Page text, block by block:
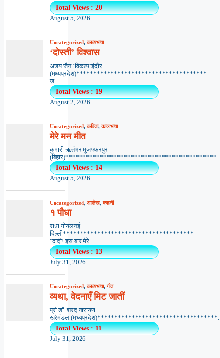
Total Views : 20
August 5, 2026
Uncategorized,काव्यभाषा
‘दोस्ती’ विश्वास
अजय जैन ‘विकल्प’इंदौर
(मध्यप्रदेश)**************************************
ज़...
Total Views : 19
August 2, 2026
Uncategorized,कविता,काव्यभाषा
मेरे मन मीत
कुमारी ऋतंभरामुजफ्फरपुर
Total Views : 14
August 5, 2026
Uncategorized, आलेख,कहानी
१ पौधा
राधा गोयलनई
दिल्ली**************************************
"दादी! इस बार मेरे...
Total Views : 13
July 31, 2026
Uncategorized,काव्यभाषा,गीत
व्यथा, वेदनाएँ मिट जातीं
प्रो.डॉ. शरद नारायण
Total Views : 11
July 31, 2026